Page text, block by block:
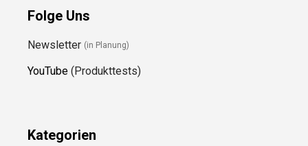
Folge Uns
Newsletter (in Planung)
YouTube (Produkttests)
Kategorien